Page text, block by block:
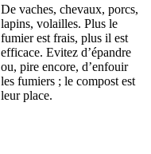
De vaches, chevaux, porcs,
lapins, volailles. Plus le
fumier est frais, plus il est
efficace. Evitez d’épandre
ou, pire encore, d’enfouir
les fumiers ; le compost est
leur place.